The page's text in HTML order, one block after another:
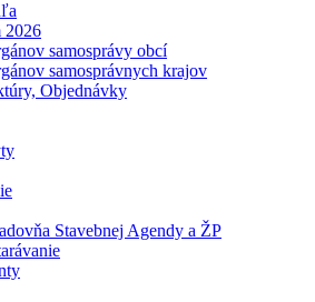
2026
samosprávy obcí
samosprávnych krajov
Objednávky
Stavebnej Agendy a ŽP